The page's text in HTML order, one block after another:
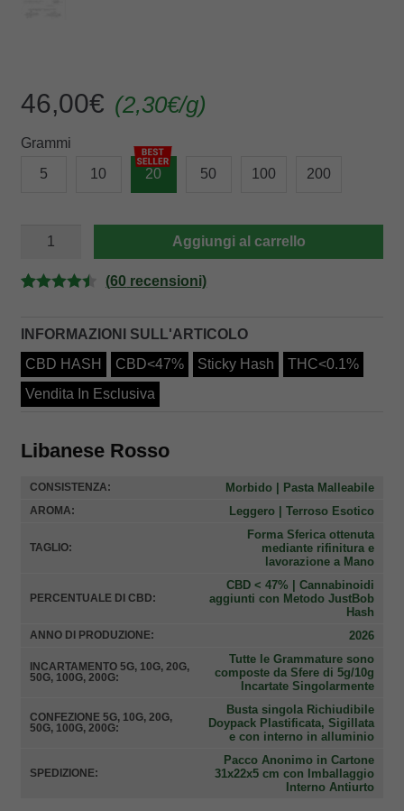
46,00€ (2,30€/g)
Grammi
5
10 20 50 100 200
ROSSO
Aggiungi al carrello
4.52su 5
recensioni
(60 recensioni)
INFORMAZIONI SULL'ARTICOLO
CBD HASH
CBD<47% Sticky Hash
THC<0.1%
Vendita In Esclusiva
Libanese Rosso
CONSISTENZA: Morbido | Pasta Malleabile
AROMA: Leggero | Terroso Esotico
TAGLIO:
Forma Sferica ottenuta
mediante rifinitura e
lavorazione a Mano
PERCENTUALE DI CBD:
CBD < 47% | Cannabinoidi
aggiunti con Metodo JustBob
Hash
ANNO DI PRODUZIONE: 2026
INCARTAMENTO 5G, 10G, 20G,
50G, 100G, 200G:
Tutte le Grammature sono
composte da Sfere di 5g/10g
Incartate Singolarmente
CONFEZIONE 5G, 10G, 20G,
50G, 100G, 200G:
Busta singola Richiudibile
Doypack Plastificata, Sigillata
e con interno in alluminio
SPEDIZIONE:
Pacco Anonimo in Cartone
31x22x5 cm con Imballaggio
Interno Antiurto